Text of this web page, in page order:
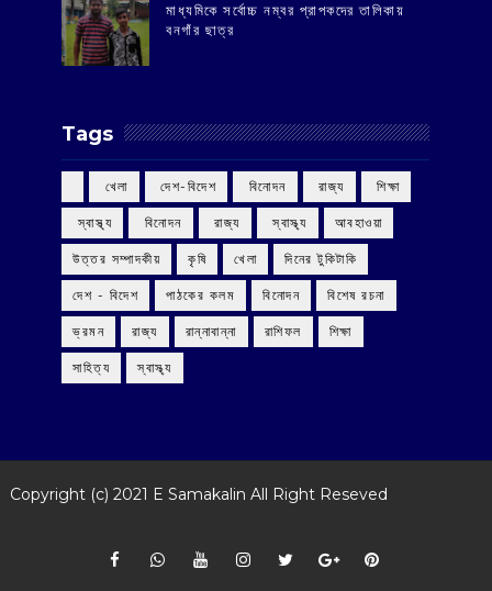
মাধ্যমিকে সর্বোচ্চ নম্বর প্রাপকদের তালিকায়
বনগাঁর ছাত্র
Tags
‌ খেলা ‌ দেশ-বিদেশ ‌ বিনোদন ‌ রাজ্য ‌ শিক্ষা
‌ স্বাস্থ্য ‌ বিনোদন ‌ রাজ্য ‌ স্বাস্থ্য আবহাওয়া
উত্তর সম্পাদকীয় কৃষি খেলা দিনের টুকিটাকি
দেশ - বিদেশ পাঠকের কলম বিনোদন বিশেষ রচনা
ভ্রমন রাজ্য রান্নাবান্না রাশিফল শিক্ষা
সাহিত্য স্বাস্থ্য
Copyright (c) 2021 E Samakalin All Right Reseved